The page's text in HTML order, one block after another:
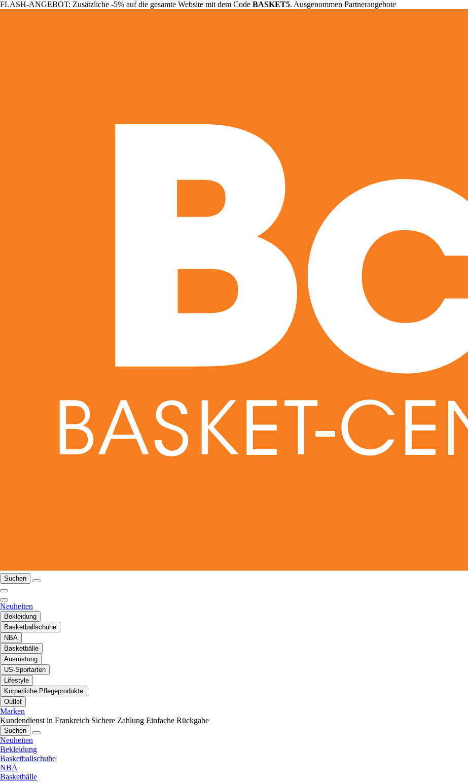
FLASH-ANGEBOT: Zusätzliche -5% auf die gesamte Website mit dem Code BASKET5. Ausgenommen Partnerangebote
Suchen
Neuheiten
Bekleidung
Basketballschuhe
NBA
Basketbälle
Ausrüstung
US-Sportarten
Lifestyle
Körperliche Pflegeprodukte
Outlet
Marken
Kundendienst in Frankreich Sichere Zahlung Einfache Rückgabe
Suchen
Neuheiten
Bekleidung
Basketballschuhe
NBA
Basketbälle